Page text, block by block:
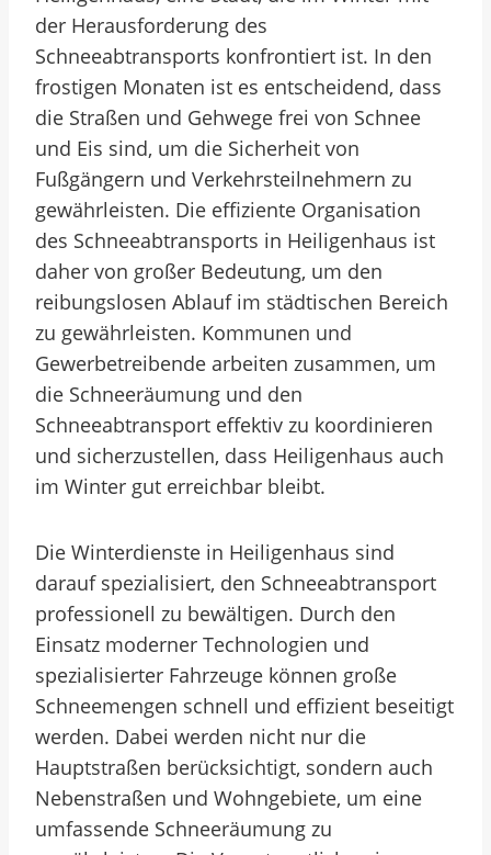
der Herausforderung des
Schneeabtransports konfrontiert ist. In den
frostigen Monaten ist es entscheidend, dass
die Straßen und Gehwege frei von Schnee
und Eis sind, um die Sicherheit von
Fußgängern und Verkehrsteilnehmern zu
gewährleisten. Die effiziente Organisation
des Schneeabtransports in Heiligenhaus ist
daher von großer Bedeutung, um den
reibungslosen Ablauf im städtischen Bereich
zu gewährleisten. Kommunen und
Gewerbetreibende arbeiten zusammen, um
die Schneeräumung und den
Schneeabtransport effektiv zu koordinieren
und sicherzustellen, dass Heiligenhaus auch
im Winter gut erreichbar bleibt.
Die Winterdienste in Heiligenhaus sind
darauf spezialisiert, den Schneeabtransport
professionell zu bewältigen. Durch den
Einsatz moderner Technologien und
spezialisierter Fahrzeuge können große
Schneemengen schnell und effizient beseitigt
werden. Dabei werden nicht nur die
Hauptstraßen berücksichtigt, sondern auch
Nebenstraßen und Wohngebiete, um eine
umfassende Schneeräumung zu